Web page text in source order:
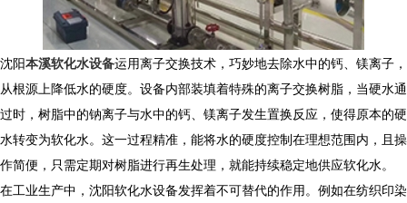
​ 沈阳本溪软化水设备运用离子交换技术，巧妙地去除水中的钙、镁离子，
从根源上降低水的硬度。设备内部装填着特殊的离子交换树脂，当硬水通
过时，树脂中的钠离子与水中的钙、镁离子发生置换反应，使得原本的硬
水转变为软化水。这一过程精准，能将水的硬度控制在理想范围内，且操
作简便，只需定期对树脂进行再生处理，就能持续稳定地供应软化水。
​ 在工业生产中，沈阳软化水设备发挥着不可替代的作用。例如在纺织印染